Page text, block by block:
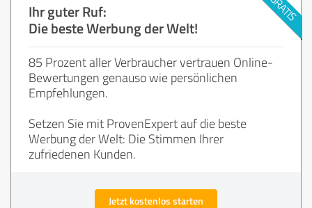
Ihr guter Ruf:
Die beste Werbung der Welt!
85 Prozent aller Verbraucher vertrauen Online-
Bewertungen genauso wie persönlichen
Empfehlungen.
Setzen Sie mit ProvenExpert auf die beste
Werbung der Welt: Die Stimmen Ihrer
zufriedenen Kunden.
Jetzt kostenlos starten